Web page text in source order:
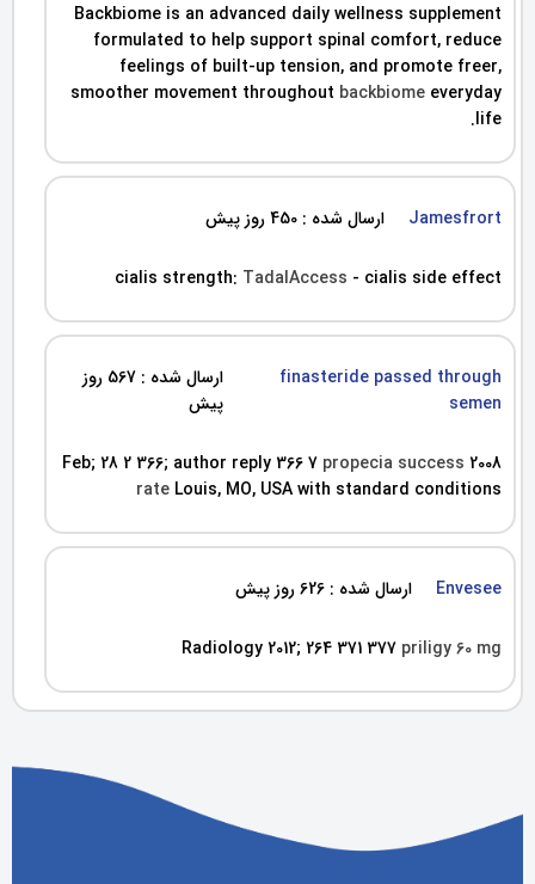
Backbiome is an advanced daily wellness supplement
formulated to help support spinal comfort, reduce
feelings of built-up tension, and promote freer,
smoother movement throughout backbiome everyday
life.
Jamesfrort ارسال شده : 450 روز پیش
cialis strength: TadalAccess - cialis side effect
finasteride passed through
semen
ارسال شده : 567 روز
پیش
2008 Feb; 28 2 366; author reply 366 7
propecia success
rate Louis, MO, USA with standard conditions
Envesee ارسال شده : 626 روز پیش
Radiology 2012; 264 371 377 priligy 60 mg